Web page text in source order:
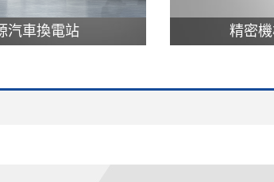
精密機械零部件制造